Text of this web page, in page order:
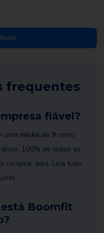
frequentes
fiável?
uma média de 9 como
100% de todas as
comprar aqui. Leia tudo
está Boomfit